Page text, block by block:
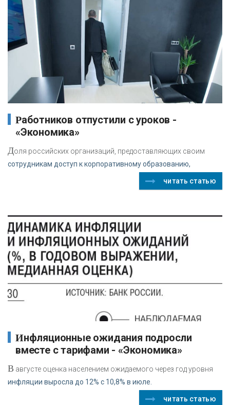
Работников отпустили с уроков -
«Экономика»
Доля российских организаций, предоставляющих своим
сотрудникам доступ к корпоративному образованию,
читать статью
Инфляционные ожидания подросли
вместе с тарифами - «Экономика»
В августе оценка населением ожидаемого через год уровня
инфляции выросла до 12% с 10,8% в июле.
читать статью